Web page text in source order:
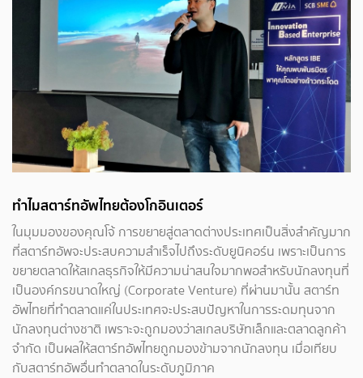
ทำไมสตาร์ทอัพไทยต้องโกอินเตอร์
ในมุมมองของคุณโจ้ การขยายสู่ตลาดต่างประเทศเป็นสิ่งสำคัญมาก
ที่สตาร์ทอัพจะประสบความสำเร็จไปถึงระดับยูนิคอร์น เพราะเป็นการ
ขยายตลาดให้สเกลธุรกิจให้มีความน่าสนใจมากพอสำหรับนักลงทุนที่
เป็นองค์กรขนาดใหญ่ (Corporate Venture) ที่ผ่านมานั้น สตาร์ท
อัพไทยที่ทำตลาดแค่ในประเทศจะประสบปัญหาในการระดมทุนจาก
นักลงทุนต่างชาติ เพราะจะถูกมองว่าสเกลบริษัทเล็กและตลาดลูกค้า
จำกัด เป็นผลให้สตาร์ทอัพไทยถูกมองข้ามจากนักลงทุน เมื่อเทียบ
กับสตาร์ทอัพอื่นทำตลาดในระดับภูมิภาค